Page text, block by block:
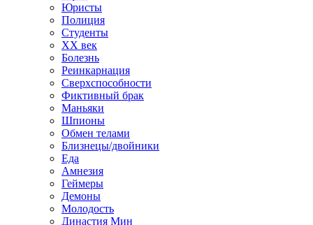
Юристы
Полиция
Студенты
ХХ век
Болезнь
Реинкарнация
Сверхспособности
Фиктивный брак
Маньяки
Шпионы
Обмен телами
Близнецы/двойники
Еда
Амнезия
Геймеры
Демоны
Молодость
Династия Мин